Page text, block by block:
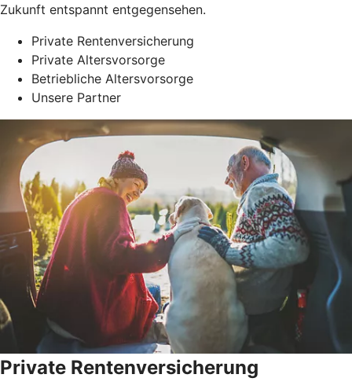
Zukunft entspannt entgegensehen.
Private Rentenversicherung
Private Altersvorsorge
Betriebliche Altersvorsorge
Unsere Partner
Private Rentenversicherung